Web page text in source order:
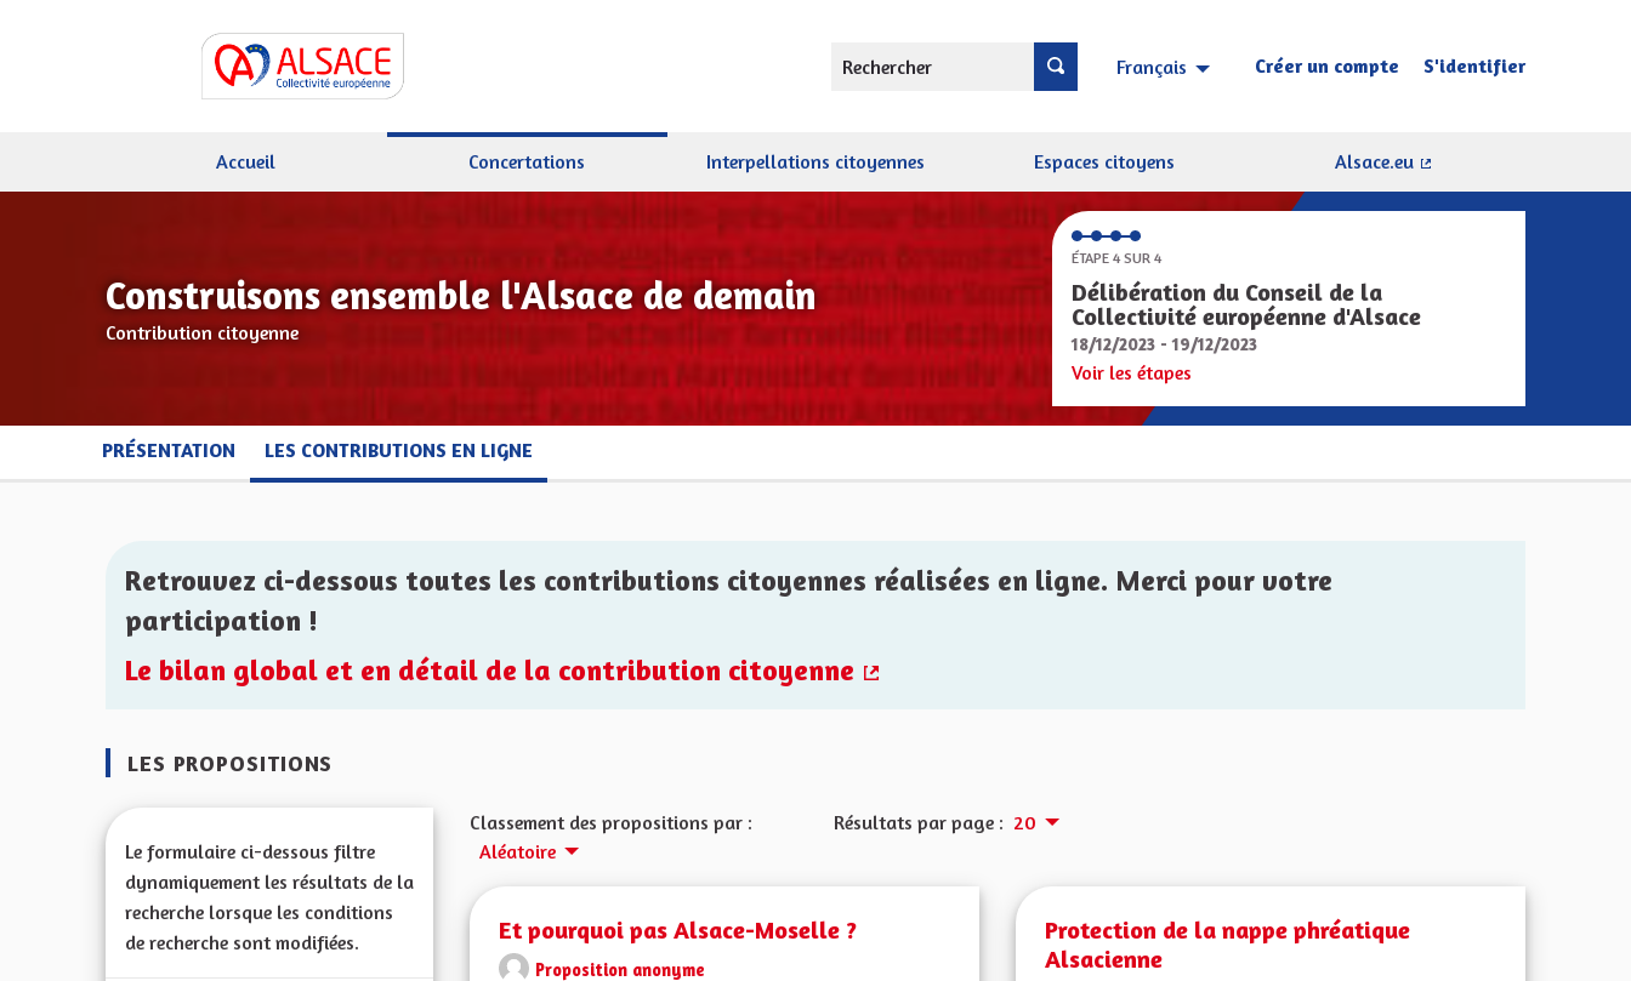
Rechercher Français Choisir la langue Sprache wählen
Créer un compte S'identifier
Accueil Concertations Interpellations citoyennes Espaces citoyens
Alsace.eu
Construisons ensemble l'Alsace de demain
Contribution citoyenne
ÉTAPE 4 SUR 4
Délibération du Conseil de la
Collectivité européenne d'Alsace
18/12/2023 - 19/12/2023
Voir les étapes
PRÉSENTATION LES CONTRIBUTIONS EN LIGNE
Retrouvez ci-dessous toutes les contributions citoyennes réalisées en ligne. Merci pour votre
participation !
Le bilan global et en détail de la contribution citoyenne
LES PROPOSITIONS
Le formulaire ci-dessous filtre
dynamiquement les résultats de la
recherche lorsque les conditions
de recherche sont modifiées.
Classement des propositions par :
Aléatoire
Résultats par page : 20
Et pourquoi pas Alsace-Moselle ?
Proposition anonyme
Protection de la nappe phréatique
Alsacienne